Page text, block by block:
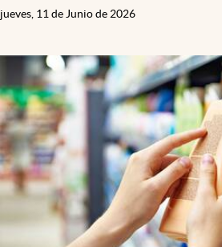
jueves, 11 de Junio de 2026